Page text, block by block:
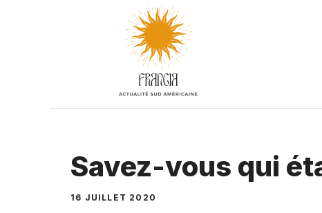
Savez-vous qui
16 JUILLET 2020